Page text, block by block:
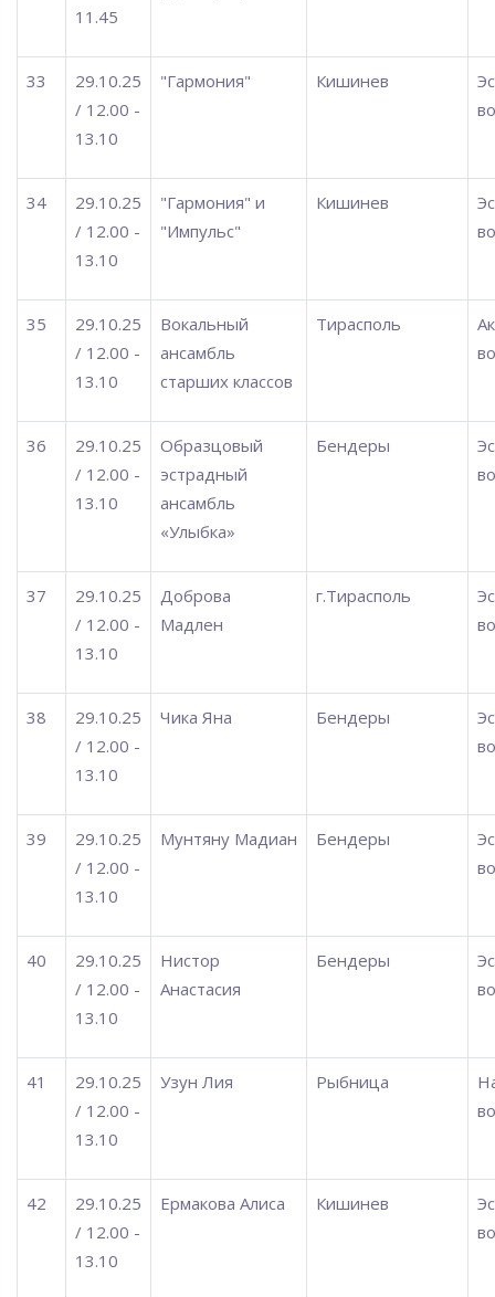
11.45
33
29.10.25
/ 12.00 -
13.10
"Гармония" Кишинев
34
29.10.25
/ 12.00 -
13.10
"Гармония" и
"Импульс"
Кишинев
35
29.10.25
/ 12.00 -
13.10
Вокальный
ансамбль
старших классов
Тирасполь
36
29.10.25
/ 12.00 -
13.10
Образцовый
эстрадный
ансамбль
«Улыбка»
Бендеры
37
29.10.25
/ 12.00 -
13.10
Доброва
Мадлен
г.Тирасполь
38
29.10.25
/ 12.00 -
13.10
Чика Яна Бендеры
39
29.10.25
/ 12.00 -
13.10
Мунтяну Мадиан Бендеры
40
29.10.25
/ 12.00 -
13.10
Нистор
Анастасия
Бендеры
41
29.10.25
/ 12.00 -
13.10
Узун Лия Рыбница
42
29.10.25
/ 12.00 -
13.10
Ермакова Алиса Кишинев